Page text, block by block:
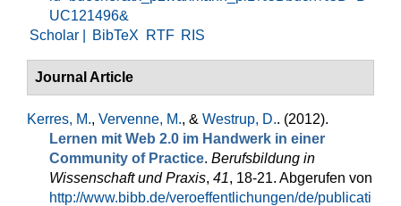
UC121496&
Scholar |
BibTeX RTF RIS
Journal Article
Kerres, M., Vervenne, M., & Westrup, D.. (2012).
Lernen mit Web 2.0 im Handwerk in einer
Community of Practice. Berufsbildung in
Wissenschaft und Praxis, 41, 18-21. Abgerufen von
http://www.bibb.de/veroeffentlichungen/de/publicati